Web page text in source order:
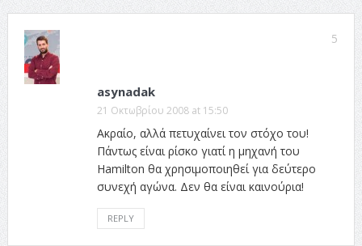
5
asynadak
21 Οκτωβρίου 2008 at 15:50
Ακραίο, αλλά πετυχαίνει τον στόχο του!
Πάντως είναι ρίσκο γιατί η μηχανή του
Hamilton θα χρησιμοποιηθεί για δεύτερο
συνεχή αγώνα. Δεν θα είναι καινούρια!
REPLY